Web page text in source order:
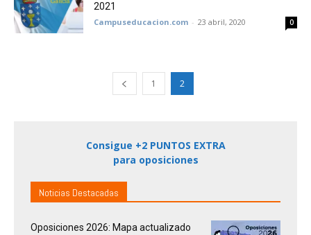
2021
Campuseducacion.com - 23 abril, 2020 0
1 2
Consigue +2 PUNTOS EXTRA
para oposiciones
Noticias Destacadas
Oposiciones 2026: Mapa actualizado